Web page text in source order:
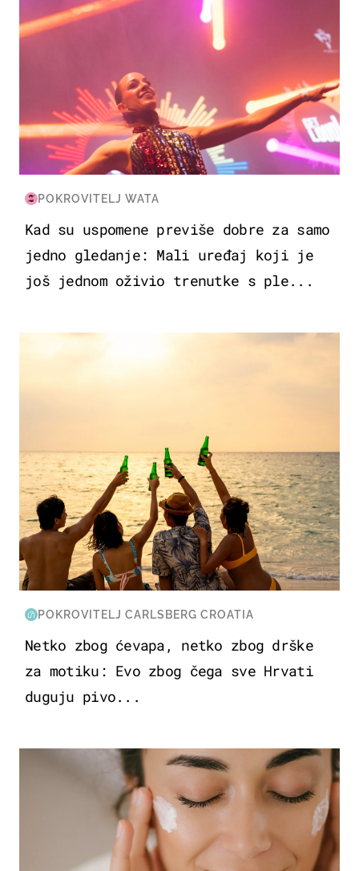
POKROVITELJ WATA
Kad su uspomene previše dobre za samo
jedno gledanje: Mali uređaj koji je
još jednom oživio trenutke s ple...
POKROVITELJ CARLSBERG CROATIA
Netko zbog ćevapa, netko zbog drške
za motiku: Evo zbog čega sve Hrvati
duguju pivo...
MODA & LJEPOTA